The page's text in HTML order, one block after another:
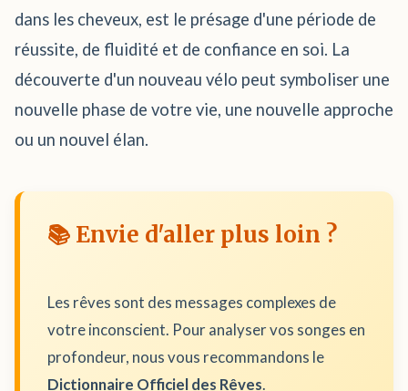
dans les cheveux, est le présage d'une période de
réussite, de fluidité et de confiance en soi. La
découverte d'un nouveau vélo peut symboliser une
nouvelle phase de votre vie, une nouvelle approche
ou un nouvel élan.
📚 Envie d'aller plus loin ?
Les rêves sont des messages complexes de
votre inconscient. Pour analyser vos songes en
profondeur, nous vous recommandons le
Dictionnaire Officiel des Rêves.